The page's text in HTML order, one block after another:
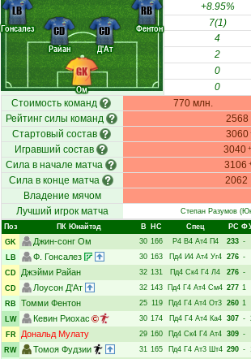
Ом
Гонсалез
Райан
Д'Ат
Фентон
GK
LB
CD
CD
RB
+8.95%
7(1)
4
2
0
0
Стоимость команд
770 млн.
Рейтинг силы команд
2568
Стартовый состав
3060
Игравший состав
3040
Сила в начале матча
3106
Сила в конце матча
2062
Владение мячом
Лучший игрок матча
Степан Разумов
Поз
ПК Юнайтэд В НC Спец РC Ф
GK
Джин-сонг Ом 30 166 Р4 В4 Ат4 П4 233 -
LB
Ф. Гонсалез 30 163 Пд4 И4 Ат4 Уг4 276 -
CD
Джэйми Райан 32 131 Пд4 Ск4 Г4 Л4 276 -
CD
Лоусон Д'Ат 32 143 Пд4 Г4 Ат4 См4 277 1
RB
Томми Фентон 25 119 Пд4 Г4 Ат4 От3 260 1
LW
Кевин Риохас 30 174 Пд4 Г4 Ат4 Ка4 307 -
FR
Дональд Мулату 29 160 Пд4 Ск4 Г4 Ат4 309 -
RW
Томоя Фудзии 31 165 Пд4 Г4 Ат3 Шт4 290 -